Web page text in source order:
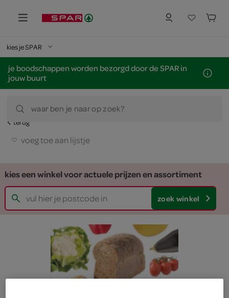
kies je SPAR
je boodschappen worden bezorgd door de SPAR in
jouw buurt
waar ben je naar op zoek?
terug
voeg toe aan lijstje
kies een winkel voor actuele prijzen en assortiment
zoek winkel